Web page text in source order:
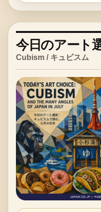
今日のアート
Cubism / キュビスム